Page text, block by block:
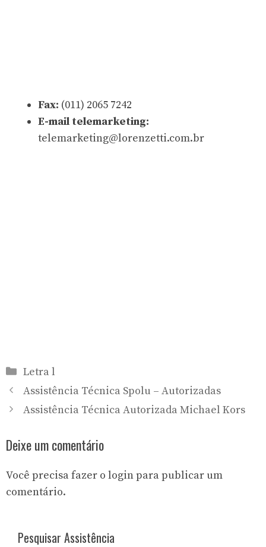
Fax: (011) 2065 7242
E-mail telemarketing:
telemarketing@lorenzetti.com.br
Categorias
Letra l
Assistência Técnica Spolu – Autorizadas
Assistência Técnica Autorizada Michael Kors
Deixe um comentário
Você precisa fazer o loginpara publicar um
comentário.
Pesquisar Assistência